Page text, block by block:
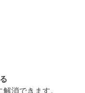
消できます。